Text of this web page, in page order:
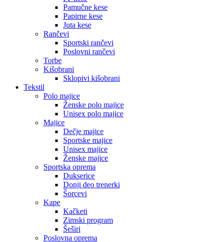
Pamučne kese
Papirne kese
Juta kese
Rančevi
Sportski rančevi
Poslovni rančevi
Torbe
Kišobrani
Sklopivi kišobrani
Tekstil
Polo majice
Ženske polo majice
Unisex polo majice
Majice
Dečje majice
Sportske majice
Unisex majice
Ženske majice
Sportska oprema
Dukserice
Donji deo trenerki
Šorcevi
Kape
Kačketi
Zimski program
Šeširi
Poslovna oprema